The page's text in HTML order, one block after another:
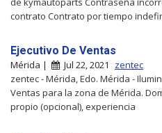
contrato Contrato por tiempo
Ejecutivo De Ventas
Mérida | Jul 22, 2021
zentec
zentec - Mérida, Edo. Mérida -
Ventas para la zona de Mérida.
propio (opcional), experiencia